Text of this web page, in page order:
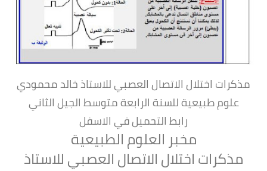
مذكرات اختلال الاتصال العصبي للاستاذ خالد محمودي
علوم طبيعية للسنة الرابعة متوسط الجيل الثاني
رابط التحميل في الاسفل
مخبر العلوم الطبيعية
مذكرات اختلال الاتصال العصبي للاستاذ